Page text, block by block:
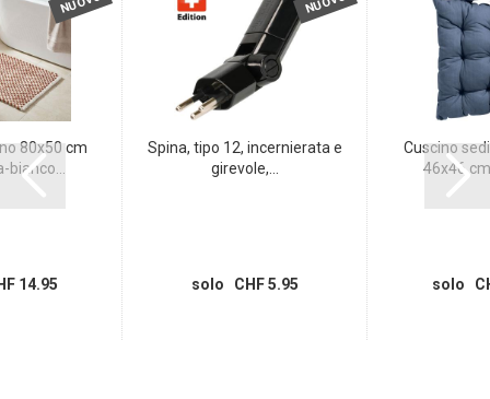
80x50 cm
14.95
Spina, tipo 12, incernierata e
girevole,...
solo CHF 5.95
Cuscino
46x46
solo